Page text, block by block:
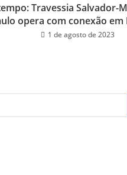
Travessia Salvador-
opera com conexão em
1 de agosto de 2023